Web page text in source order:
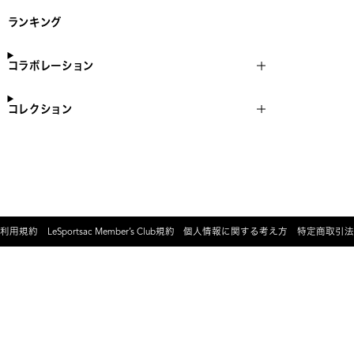
ランキング
コラボレーション
コレクション
利用規約 LeSportsac Member’s Club規約 個人情報に関する考え方 特定商取引